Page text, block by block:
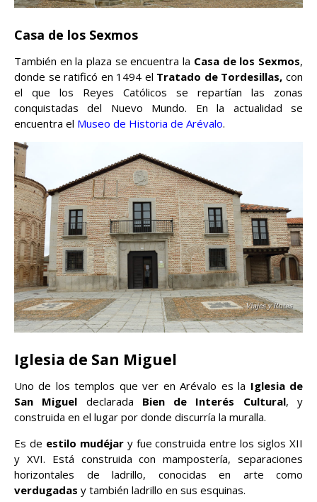
Casa de los Sexmos
También en la plaza se encuentra la Casa de los Sexmos,
donde se ratificó en 1494 el Tratado de Tordesillas, con
el que los Reyes Católicos se repartían las zonas
conquistadas del Nuevo Mundo. En la actualidad se
encuentra el Museo de Historia de Arévalo.
Iglesia de San Miguel
Uno de los templos que ver en Arévalo es la Iglesia de
San Miguel declarada Bien de Interés Cultural, y
construida en el lugar por donde discurría la muralla.
Es de estilo mudéjary fue construida entre los siglos XII
y XVI. Está construida con mampostería, separaciones
horizontales de ladrillo, conocidas en arte como
verdugadas y también ladrillo en sus esquinas.